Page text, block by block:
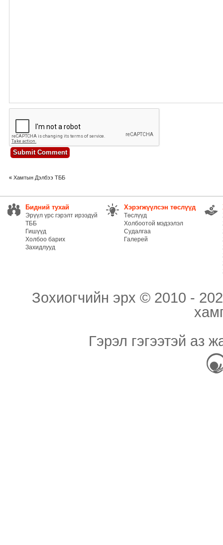
« Хамтын Дэлбээ ТББ
Бидний тухай
Эрүүл үрс гэрэлт ирээдүй
ТББ
Гишүүд
Холбоо барих
Захидлууд
Хэрэгжүүлсэн төслүүд
Төслүүд
Холбоотой мэдээлэл
Судалгаа
Галерей
Зохиогчийн эрх © 2010 -
Гэрэл гэгээтэй аз